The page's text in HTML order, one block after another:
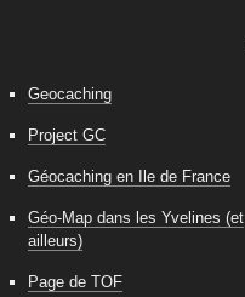
Geocaching
Project GC
Géocaching en Ile de France
Géo-Map dans les Yvelines (et
ailleurs)
Page de TOF